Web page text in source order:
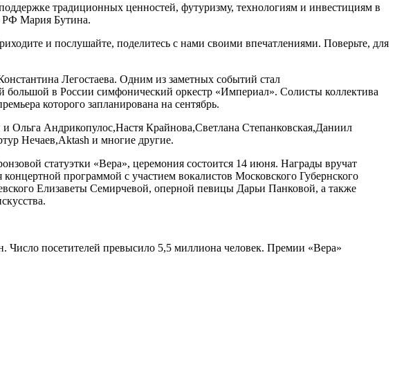
традиционных ценностей, футуризму, технологиям и инвестициям в
РФ Мария Бутина.
и послушайте, поделитесь с нами своими впечатлениями. Поверьте, для
Легостаева. Одним из заметных событий стал
в России симфонический оркестр «Империал». Солисты коллектива
которого запланирована на сентябрь.
Ольга Андрикопулос,Настя Крайнова,Светлана Степанковская,Даниил
Нечаев,Aktash и многие другие.
статуэтки «Вера», церемония состоится 14 июня. Награды вручат
программой с участием вокалистов Московского Губернского
Елизаветы Семирчевой, оперной певицы Дарьи Панковой, а также
Число посетителей превысило 5,5 миллиона человек. Премии «Вера»